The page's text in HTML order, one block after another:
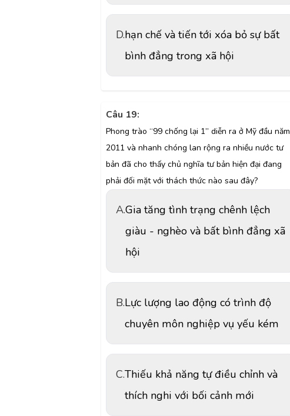
D.hạn chế và tiến tới xóa bỏ sự bất
bình đẳng trong xã hội
Câu 19:
Phong trào “99 chống lại 1” diễn ra ở Mỹ đầu năm
2011 và nhanh chóng lan rộng ra nhiều nước tư
bản đã cho thấy chủ nghĩa tư bản hiện đại đang
phải đối mặt với thách thức nào sau đây?
A.Gia tăng tình trạng chênh lệch
giàu - nghèo và bất bình đẳng xã
hội
B.Lực lượng lao động có trình độ
chuyên môn nghiệp vụ yếu kém
C.Thiếu khả năng tự điều chỉnh và
thích nghi với bối cảnh mới